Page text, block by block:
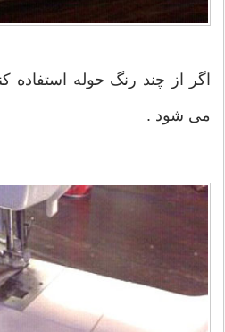
اگر از چند رنگ حوله استفاده
می شود .